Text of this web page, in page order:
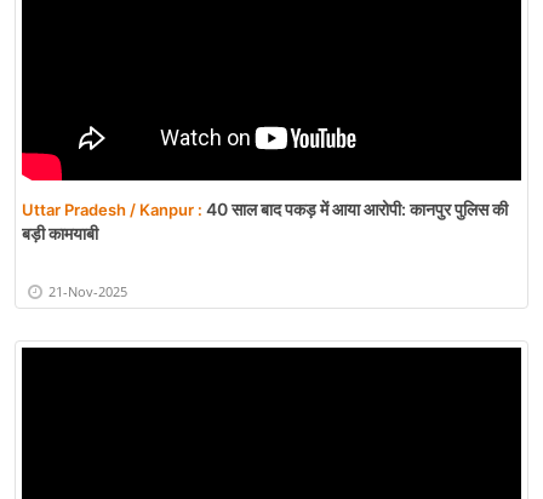
Uttar Pradesh / Kanpur : 40 साल बाद पकड़ में आया आरोपी: कानपुर पुलिस की
बड़ी कामयाबी
21-Nov-2025